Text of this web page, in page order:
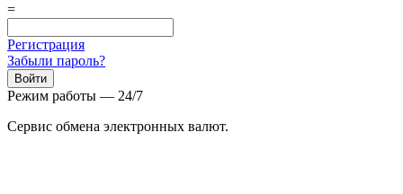
=
Регистрация
Забыли пароль?
Режим работы — 24/7
Сервис обмена электронных валют.